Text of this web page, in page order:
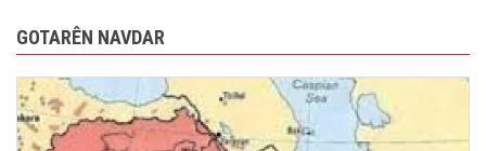
GOTARÊN NAVDAR